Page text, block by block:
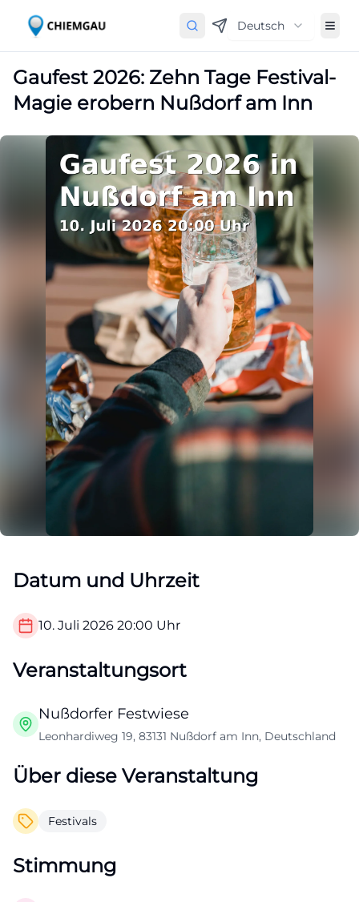
Deutsch
Gaufest 2026: Zehn Tage Festival-
Magie erobern Nußdorf am Inn
Datum und Uhrzeit
10. Juli 2026 20:00 Uhr
Veranstaltungsort
Nußdorfer Festwiese
Leonhardiweg 19, 83131 Nußdorf am Inn, Deutschland
Über diese Veranstaltung
Festivals
Stimmung